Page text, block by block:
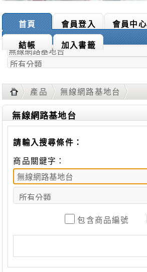
首頁 會員登入 會員中心
結帳 加入書籤
商品搜尋：
產品
無線網路基地台
無線網路基地台
請輸入搜尋條件：
商品關鍵字：
包含商品編號